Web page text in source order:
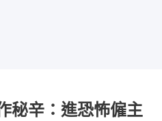
秘辛：進恐怖僱主